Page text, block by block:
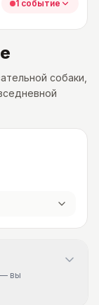
1 событие
собаки,
— вы